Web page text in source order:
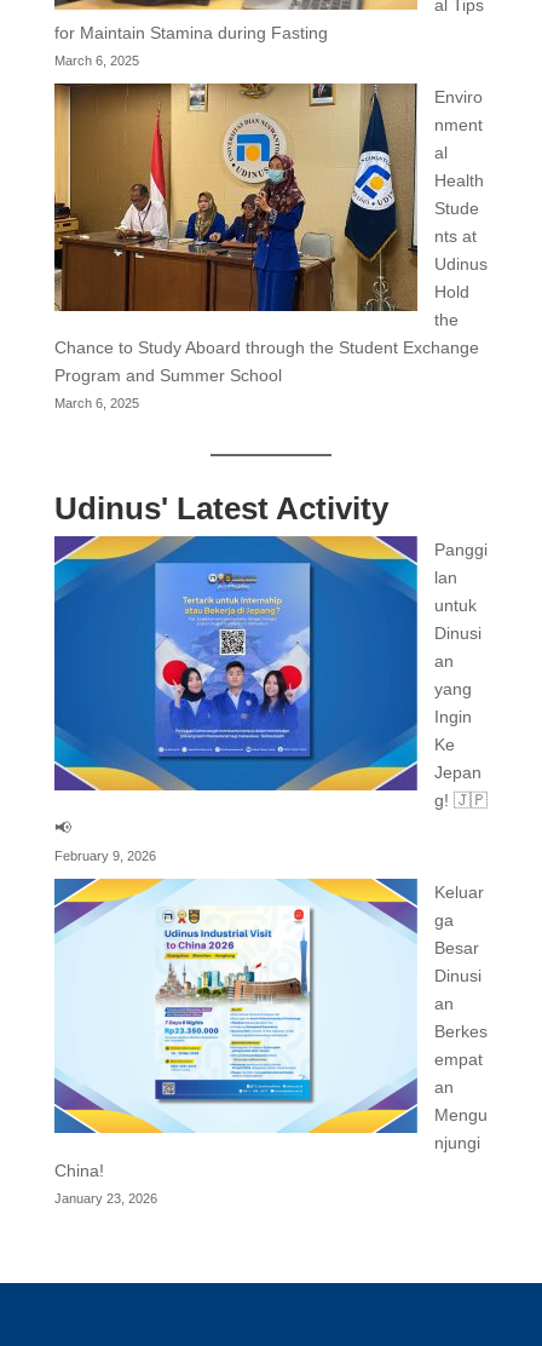
al Tips
for Maintain Stamina during Fasting
March 6, 2025
Enviro
nment
al
Health
Stude
nts at
Udinus
Hold
the
Chance to Study Aboard through the Student Exchange
Program and Summer School
March 6, 2025
Udinus' Latest Activity
Panggi
lan
untuk
Dinusi
an
yang
Ingin
Ke
Jepan
g! 🇯🇵
📢
February 9, 2026
Keluar
ga
Besar
Dinusi
an
Berkes
empat
an
Mengu
njungi
China!
January 23, 2026